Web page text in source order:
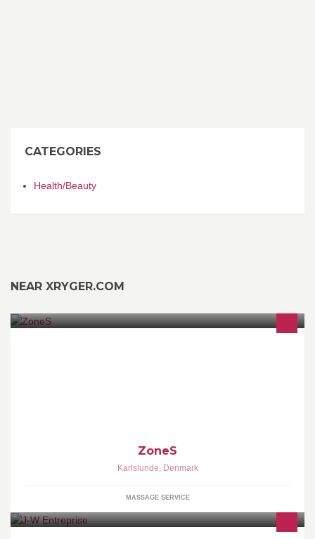
CATEGORIES
Health/Beauty
NEAR XRYGER.COM
ZoneS
Karlslunde, Denmark
MASSAGE SERVICE